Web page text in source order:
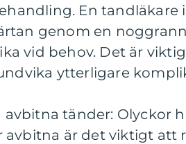
En tandläkare
genom en
vid behov. Det är
ytterligare
avbitna tänder: Olyckor
avbitna är det viktigt att